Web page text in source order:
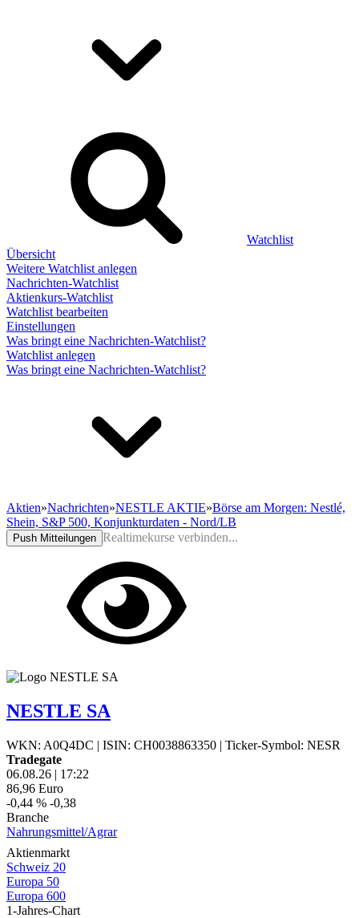
Watchlist
Übersicht
Weitere Watchlist anlegen
Nachrichten-Watchlist
Aktienkurs-Watchlist
Watchlist bearbeiten
Einstellungen
Was bringt eine Nachrichten-Watchlist?
Watchlist anlegen
Was bringt eine Nachrichten-Watchlist?
Aktien»Nachrichten»NESTLE AKTIE»Börse am Morgen: Nestlé,
Shein, S&P 500, Konjunkturdaten - Nord/LB
Push Mitteilungen Realtimekurse verbinden...
NESTLE SA
WKN: A0Q4DC | ISIN: CH0038863350 | Ticker-Symbol: NESR
Tradegate
06.08.26 | 17:22
86,96 Euro
-0,44 % -0,38
Branche
Nahrungsmittel/Agrar
Aktienmarkt
Schweiz 20
Europa 50
Europa 600
1-Jahres-Chart